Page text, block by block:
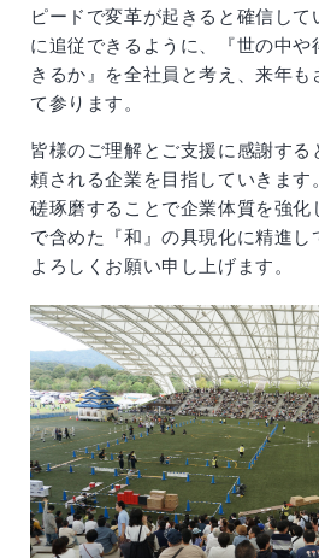
ピードで変革が起きると確信して
に追従できるように、『世の中
きるか』を全社員と考え、来年も
て参ります。
皆様のご理解とご支援に感謝す
頼される企業を目指していきます
磋琢磨することで企業体質を強化
で含めた『和』の具現化に精進
よろしくお願い申し上げます。